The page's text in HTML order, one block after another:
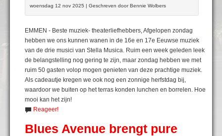
woensdag 12 nov 2025 | Geschreven door Bennie Wolbers
EMMEN - Beste muziek- theaterliefhebbers, Afgelopen zondag
hebben we ons kunnen wanen in de 16e en 17e Eeuwse muziek
van de drie musici van Stella Musica. Ruim een week geleden leek
de belangstelling nog gering te zijn, maar zondag hebben we met
ruim 50 gasten volop mogen genieten van deze prachtige muziek.
Als cadeautje kregen we ook nog een zonnige herfstdag bij,
waardoor we buiten op het terras konden lunchen en borrelen. Hoe
mooi kan het zijn!
Reageer!
Blues Avenue brengt pure